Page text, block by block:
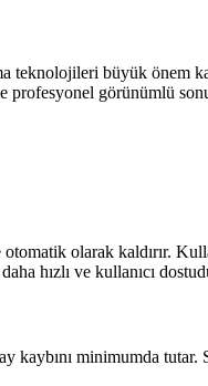
teknolojileri büyük önem
profesyonel görünümlü
olarak kaldırır.
hızlı ve kullanıcı
kaybını minimumda tutar.